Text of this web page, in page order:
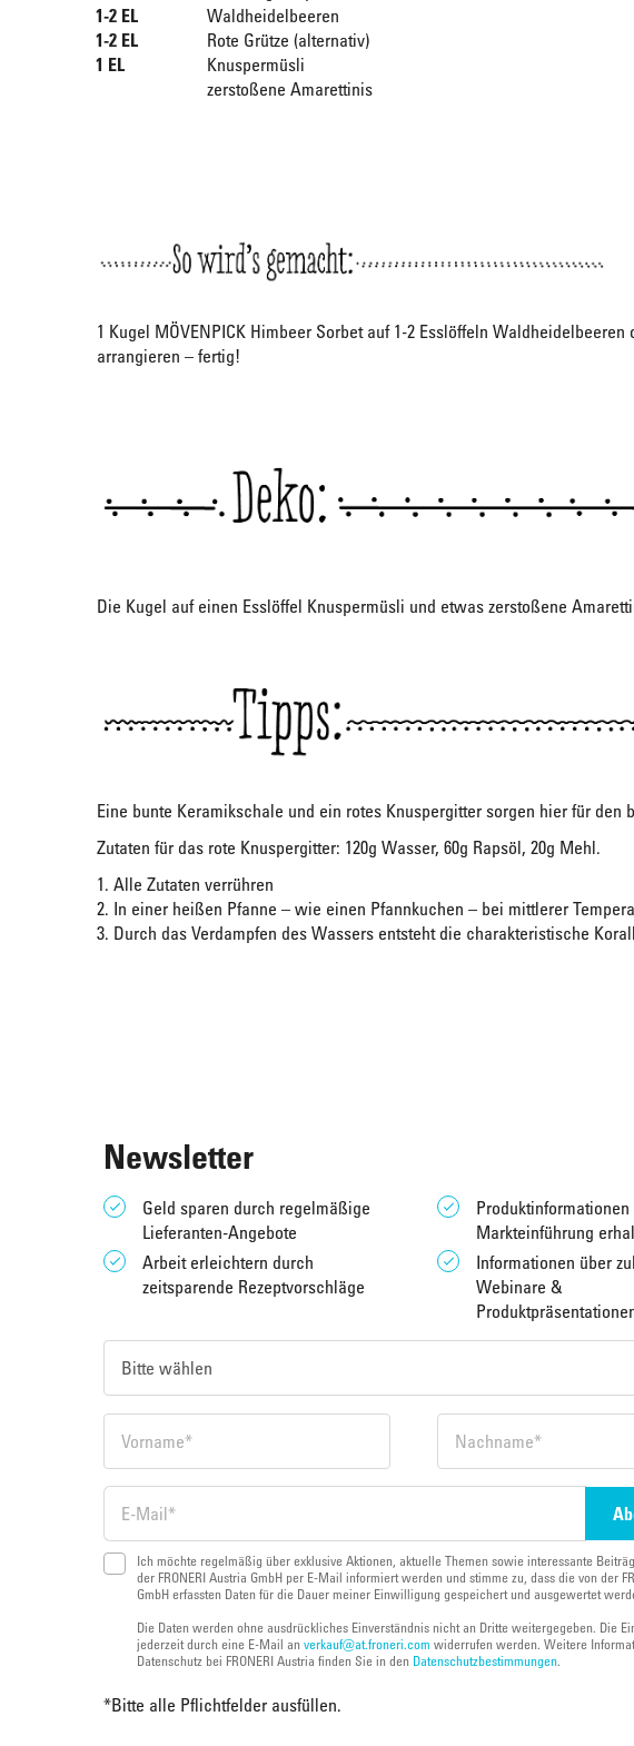
1-2 EL
Waldheidelbeeren
1-2 EL
Rote Grütze (alternativ)
1 EL
Knuspermüsli
zerstoßene Amarettinis
1 Kugel MÖVENPICK Himbeer Sorbet auf 1-2 Esslöffeln
arrangieren – fertig!
Die Kugel auf einen Esslöffel Knuspermüsli und etwas zerstoßene
Eine bunte Keramikschale und ein rotes Knuspergitter sorgen hier für den
Zutaten für das rote Knuspergitter: 120g Wasser, 60g Rapsöl, 20g Mehl.
1. Alle Zutaten verrühren
2. In einer heißen Pfanne – wie einen Pfannkuchen – bei mittlerer
3. Durch das Verdampfen des Wassers entsteht die charakteristische
Newsletter
Geld sparen durch regelmäßige
Lieferanten-Angebote
Markteinführung
Arbeit erleichtern durch
zeitsparende Rezeptvorschläge
Informationen über
Webinare &
Ich möchte regelmäßig über exklusive Aktionen, aktuelle Themen sowie interessante
der FRONERI Austria GmbH per E-Mail informiert werden und stimme zu, dass die von der
GmbH erfassten Daten für die Dauer meiner Einwilligung gespeichert und ausgewertet
Die Daten werden ohne ausdrückliches Einverständnis nicht an Dritte weitergegeben. Die
jederzeit durch eine E-Mail an verkauf@at.froneri.com widerrufen werden. Weitere
Datenschutz bei FRONERI Austria finden Sie in den Datenschutzbestimmungen.
*Bitte alle Pflichtfelder ausfüllen.